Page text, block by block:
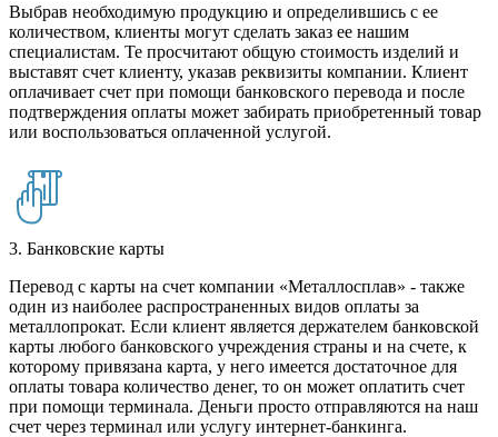
Выбрав необходимую продукцию и определившись с ее
количеством, клиенты могут сделать заказ ее нашим
специалистам. Те просчитают общую стоимость изделий и
выставят счет клиенту, указав реквизиты компании. Клиент
оплачивает счет при помощи банковского перевода и после
подтверждения оплаты может забирать приобретенный товар
или воспользоваться оплаченной услугой.
3. Банковские карты
Перевод с карты на счет компании «Металлосплав» - также
один из наиболее распространенных видов оплаты за
металлопрокат. Если клиент является держателем банковской
карты любого банковского учреждения страны и на счете, к
которому привязана карта, у него имеется достаточное для
оплаты товара количество денег, то он может оплатить счет
при помощи терминала. Деньги просто отправляются на наш
счет через терминал или услугу интернет-банкинга.